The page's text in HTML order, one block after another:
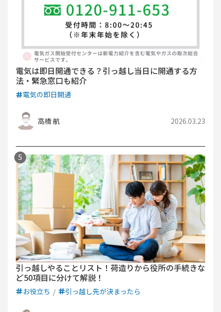
電気は即日開通できる？引っ越し当日に開通する方
法・緊急窓口も紹介
電気の即日開通
高橋 航 2026.03.23
引っ越しやることリスト！荷造りから役所の手続きな
ど50項目に分けて解説！
お役立ち 引っ越し先が決まったら